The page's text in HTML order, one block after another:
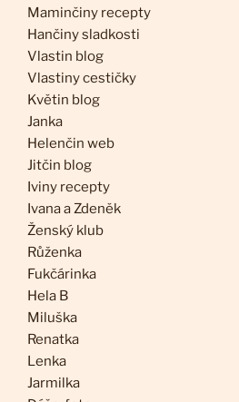
Maminčiny recepty
Hančiny sladkosti
Vlastin blog
Vlastiny cestičky
Květin blog
Janka
Helenčin web
Jitčin blog
Iviny recepty
Ivana a Zdeněk
Ženský klub
Růženka
Fukčárinka
Hela B
Miluška
Renatka
Lenka
Jarmilka